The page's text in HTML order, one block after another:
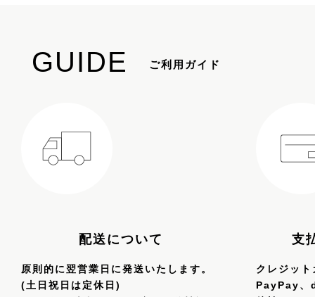
GUIDE ご利用ガイド
配送について
原則的に翌営業日に発送いたします。
(土日祝日は定休日)
支
クレジッ
PayPay、